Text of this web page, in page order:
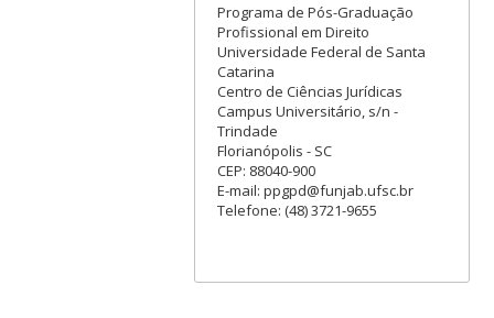
Programa de Pós-Graduação
Profissional em Direito
Universidade Federal de Santa
Catarina
Centro de Ciências Jurídicas
Campus Universitário, s/n -
Trindade
Florianópolis - SC
CEP: 88040-900
E-mail: ppgpd@funjab.ufsc.br
Telefone: (48) 3721-9655